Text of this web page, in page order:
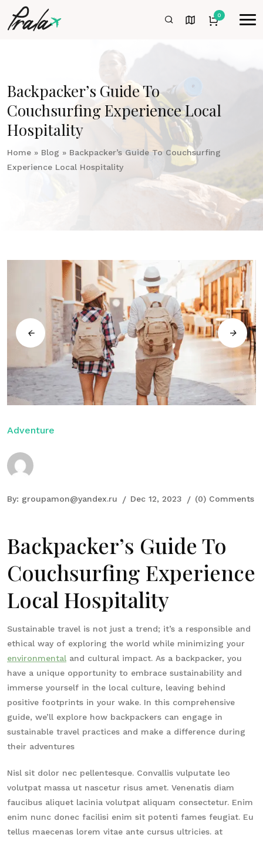
0
Backpacker’s Guide To
Couchsurfing Experience Local
Hospitality
Home » Blog » Backpacker’s Guide To Couchsurfing
Experience Local Hospitality
Adventure
By: groupamon@yandex.ru Dec 12, 2023 (0) Comments
Backpacker’s Guide To
Couchsurfing Experience
Local Hospitality
Sustainable travel is not just a trend; it’s a responsible and
ethical way of exploring the world while minimizing your
environmental and cultural impact. As a backpacker, you
have a unique opportunity to embrace sustainability and
immerse yourself in the local culture, leaving behind
positive footprints in your wake. In this comprehensive
guide, we’ll explore how backpackers can engage in
sustainable travel practices and make a difference during
their adventures
Nisl sit dolor nec pellentesque. Convallis vulputate leo
volutpat massa ut nascetur risus amet. Venenatis diam
faucibus aliquet lacinia volutpat aliquam consectetur. Enim
enim nunc donec facilisi enim sit potenti fames feugiat. Eu
tellus maecenas lorem vitae ante cursus ultricies. at